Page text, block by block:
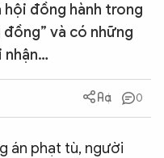
hội đồng hành trong
và có những
nhận…
0
án phạt tù, người